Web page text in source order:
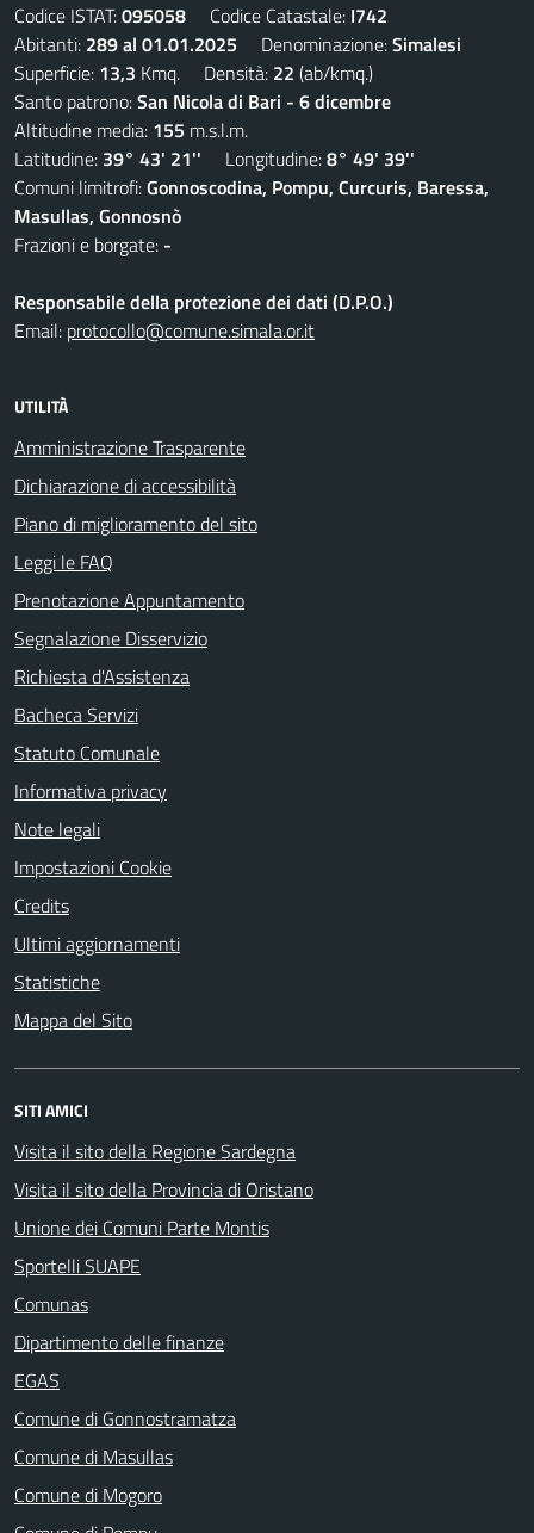
Codice ISTAT:095058 Codice Catastale: I742
Abitanti: 289 al 01.01.2025 Denominazione:Simalesi
Superficie: 13,3 Kmq. Densità: 22 (ab/kmq.)
Santo patrono:San Nicola di Bari - 6 dicembre
Altitudine media: 155 m.s.l.m.
Latitudine: 39° 43' 21'' Longitudine:8° 49' 39''
Comuni limitrofi:Gonnoscodina, Pompu, Curcuris, Baressa,
Masullas, Gonnosnò
Frazioni e borgate: -
Responsabile della protezione dei dati (D.P.O.)
Email: protocollo@comune.simala.or.it
UTILITÀ
Amministrazione Trasparente
Dichiarazione di accessibilità
Piano di miglioramento del sito
Leggi le FAQ
Prenotazione Appuntamento
Segnalazione Disservizio
Richiesta d'Assistenza
Bacheca Servizi
Statuto Comunale
Informativa privacy
Note legali
Impostazioni Cookie
Credits
Ultimi aggiornamenti
Statistiche
Mappa del Sito
SITI AMICI
Visita il sito della Regione Sardegna
Visita il sito della Provincia di Oristano
Unione dei Comuni Parte Montis
Sportelli SUAPE
Comunas
Dipartimento delle finanze
EGAS
Comune di Gonnostramatza
Comune di Masullas
Comune di Mogoro